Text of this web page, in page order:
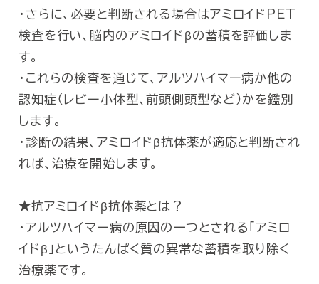
・さらに、必要と判断される場合はアミロイドPET
検査を行い、脳内のアミロイドβの蓄積を評価しま
す。
・これらの検査を通じて、アルツハイマー病か他の
認知症（レビー小体型、前頭側頭型など）かを鑑別
します。
・診断の結果、アミロイドβ抗体薬が適応と判断され
れば、治療を開始します。
★抗アミロイドβ抗体薬とは？
・アルツハイマー病の原因の一つとされる「アミロ
イドβ」というたんぱく質の異常な蓄積を取り除く
治療薬です。